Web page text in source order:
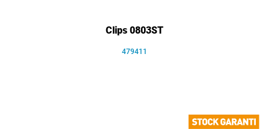
Clips 0803ST
479411